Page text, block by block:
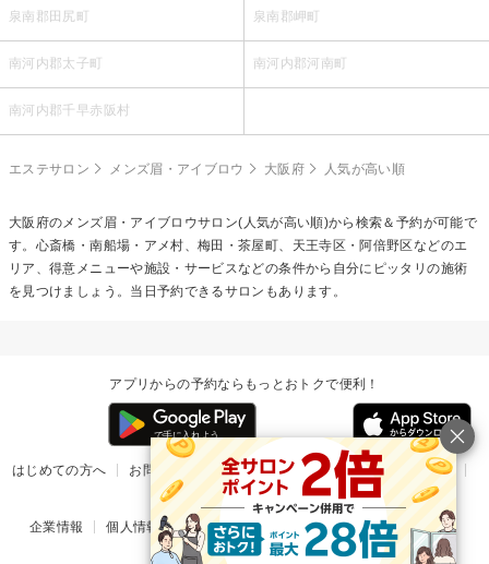
泉南郡田尻町 泉南郡岬町
南河内郡太子町 南河内郡河南町
南河内郡千早赤阪村
エステサロン メンズ眉・アイブロウ 大阪府 人気が高い順
大阪府の メンズ眉・アイブロウサロン(人気が高い順)から検索＆予約が可能で
す。心斎橋・南船場・アメ村、梅田・茶屋町、天王寺区・阿倍野区などのエ
リア、得意メニューや施設・サービスなどの条件から自分にピッタリの施術
を見つけましょう。当日予約できるサロンもあります。
アプリからの予約ならもっとおトクで便利！
はじめての方へ お問い合わせ ヘルプ リリース情報
利用規約
掲載ご希望のサロン様
企業情報 個人情報保護方針 楽天のサービス一覧 アプリ一覧
© Rakuten Group, Inc.